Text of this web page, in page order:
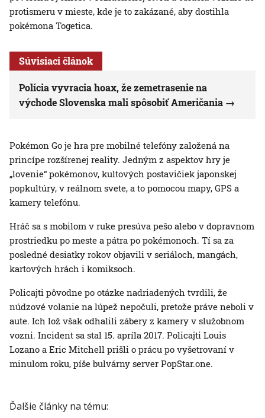
protismeru v mieste, kde je to zakázané, aby dostihla
pokémona Togetica.
Súvisiaci článok
Polícia vyvracia hoax, že zemetrasenie na
východe Slovenska mali spôsobiť Američania
Pokémon Go je hra pre mobilné telefóny založená na
princípe rozšírenej reality. Jedným z aspektov hry je
„lovenie“ pokémonov, kultových postavičiek japonskej
popkultúry, v reálnom svete, a to pomocou mapy, GPS a
kamery telefónu.
Hráč sa s mobilom v ruke presúva pešo alebo v dopravnom
prostriedku po meste a pátra po pokémonoch. Tí sa za
posledné desiatky rokov objavili v seriáloch, mangách,
kartových hrách i komiksoch.
Policajti pôvodne po otázke nadriadených tvrdili, že
núdzové volanie na lúpež nepočuli, pretože práve neboli v
aute. Ich lož však odhalili zábery z kamery v služobnom
vozni. Incident sa stal 15. apríla 2017. Policajti Louis
Lozano a Eric Mitchell prišli o prácu po vyšetrovaní v
minulom roku, píše bulvárny server PopStar.one.
Ďalšie články na tému: